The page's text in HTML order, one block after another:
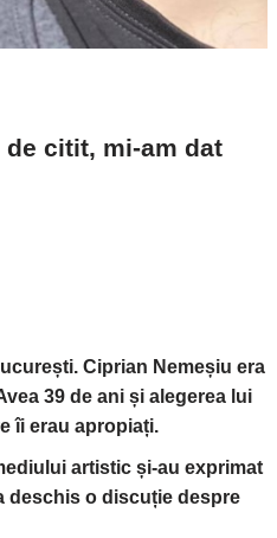
de citit, mi-am dat
Ciprian Nemeșiu era
39 de ani și alegerea lui
îi erau apropiați.
artistic și-au exprimat
deschis o discuție despre